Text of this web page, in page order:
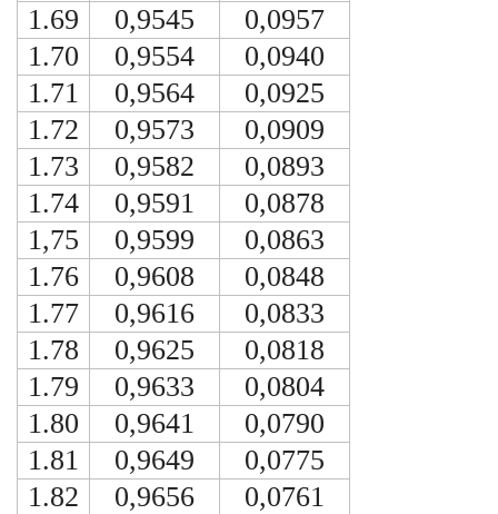
1.69
0,9545
0,0957
1.70
0,9554
0,0940
1.71
0,9564
0,0925
1.72
0,9573
0,0909
1.73
0,9582
0,0893
1.74
0,9591
0,0878
1,75
0,9599
0,0863
1.76
0,9608
0,0848
1.77
0,9616
0,0833
1.78
0,9625
0,0818
1.79
0,9633
0,0804
1.80
0,9641
0,0790
1.81
0,9649
0,0775
1.82
0,9656
0,0761